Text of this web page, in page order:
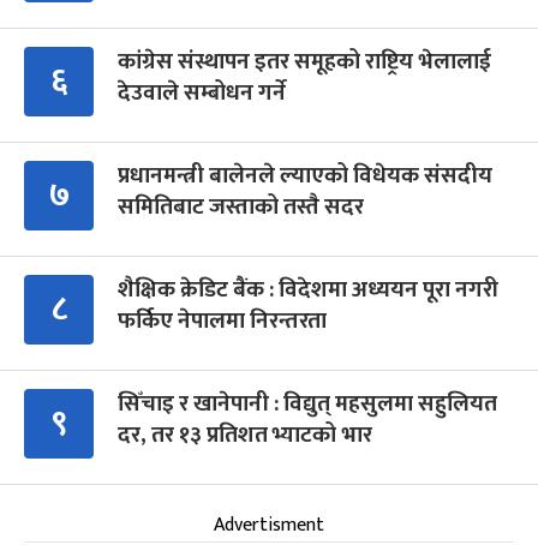
६
कांग्रेस संस्थापन इतर समूहको राष्ट्रिय भेलालाई
देउवाले सम्बोधन गर्ने
७
प्रधानमन्त्री बालेनले ल्याएको विधेयक संसदीय
समितिबाट जस्ताको तस्तै सदर
८
शैक्षिक क्रेडिट बैंक : विदेशमा अध्ययन पूरा नगरी
फर्किए नेपालमा निरन्तरता
९
सिँचाइ र खानेपानी : विद्युत् महसुलमा सहुलियत
दर, तर १३ प्रतिशत भ्याटको भार
Advertisment